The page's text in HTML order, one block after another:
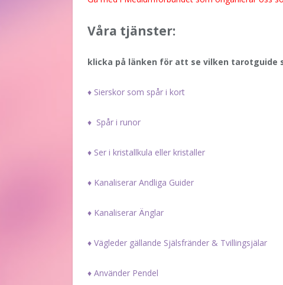
Våra tjänster:
klicka på länken för att se vilken tarotguide
♦ Sierskor som spår i kort
♦ Spår i runor
♦ Ser i kristallkula eller kristaller
♦ Kanaliserar Andliga Guider
♦ Kanaliserar Änglar
♦ Vägleder gällande Själsfränder & Tvillingsjälar
♦ Använder Pendel